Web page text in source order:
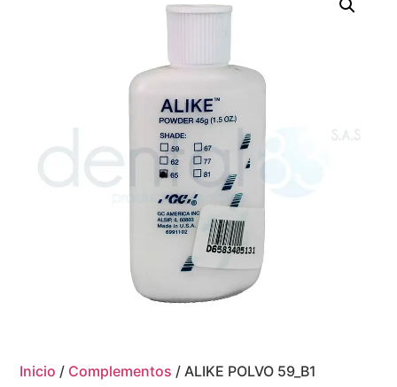
Inicio / Complementos / ALIKE POLVO 59_B1